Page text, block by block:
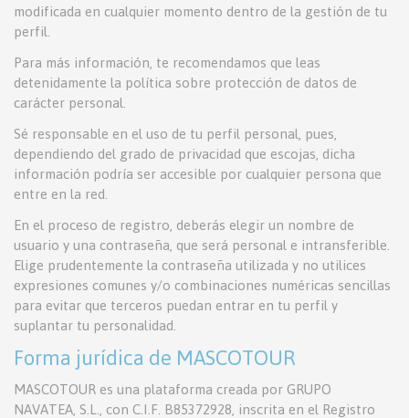
modificada en cualquier momento dentro de la gestión de tu
perfil.
Para más información, te recomendamos que leas
detenidamente la política sobre protección de datos de
carácter personal.
Sé responsable en el uso de tu perfil personal, pues,
dependiendo del grado de privacidad que escojas, dicha
información podría ser accesible por cualquier persona que
entre en la red.
En el proceso de registro, deberás elegir un nombre de
usuario y una contraseña, que será personal e intransferible.
Elige prudentemente la contraseña utilizada y no utilices
expresiones comunes y/o combinaciones numéricas sencillas
para evitar que terceros puedan entrar en tu perfil y
suplantar tu personalidad.
Forma jurídica de MASCOTOUR
MASCOTOUR es una plataforma creada por GRUPO
NAVATEA, S.L., con C.I.F. B85372928, inscrita en el Registro